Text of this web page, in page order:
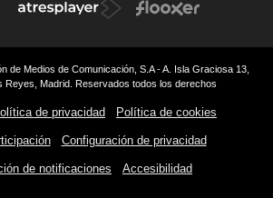
de Medios de Comunicación, S.A - A. Isla Graciosa 13,
Reyes, Madrid. Reservados todos los derechos
de privacidad Política de cookies
Configuración de privacidad
de notificaciones Accesibilidad